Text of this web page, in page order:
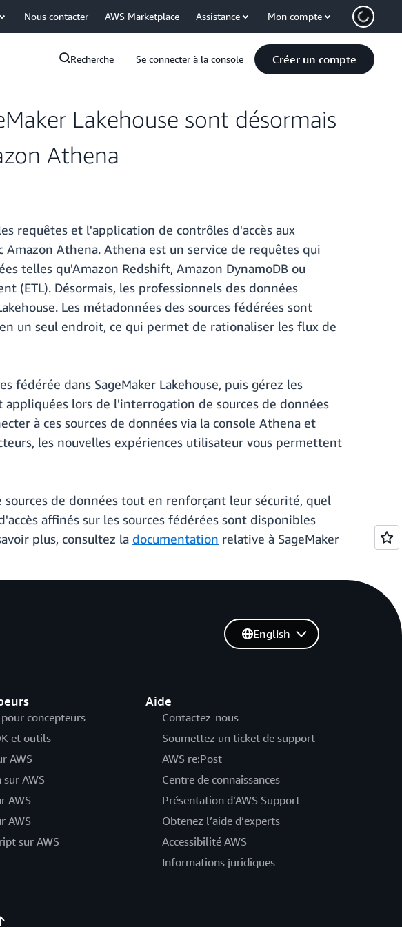
Nous contacter AWS Marketplace Assistance Mon compte
Recherche Se connecter à la console Créer un compte
Lakehouse sont désormais
Athena
requêtes et l'application de contrôles d'accès aux
Athena. Athena est un service de requêtes qui
telles qu'Amazon Redshift, Amazon DynamoDB ou
(ETL). Désormais, les professionnels des données
Les métadonnées des sources fédérées sont
un seul endroit, ce qui permet de rationaliser les flux de
fédérée dans SageMaker Lakehouse, puis gérez les
appliquées lors de l'interrogation de sources de données
à ces sources de données via la console Athena et
les nouvelles expériences utilisateur vous permettent
de données tout en renforçant leur sécurité, quel
affinés sur les sources fédérées sont disponibles
plus, consultez la documentation relative à SageMaker
concepteurs
et outils
AWS
AWS
AWS
AWS
sur AWS
Aide
Contactez-nous
Soumettez un ticket de support
AWS re:Post
Centre de connaissances
Présentation d’AWS Support
Obtenez l’aide d’experts
Accessibilité AWS
Informations juridiques
English